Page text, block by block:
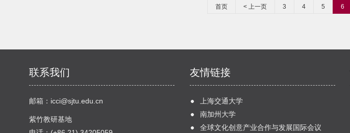
首页 < 上一页 3 4 5 6
联系我们
邮箱： icci@sjtu.edu.cn
紫竹教研基地
友情链接
上海交通大学
南加州大学
全球文化创意产业合作与发展国际会议